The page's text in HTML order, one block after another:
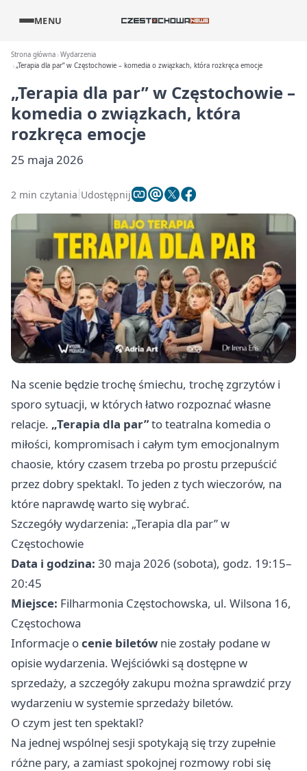
MENU
Strona główna Wydarzenia
„Terapia dla par” w Częstochowie – komedia o związkach, która rozkręca emocje
„Terapia dla par” w Częstochowie –
komedia o związkach, która
rozkręca emocje
25 maja 2026
2 min czytania Udostępnij
Na scenie będzie trochę śmiechu, trochę zgrzytów i
sporo sytuacji, w których łatwo rozpoznać własne
relacje. „Terapia dla par”to teatralna komedia o
miłości, kompromisach i całym tym emocjonalnym
chaosie, który czasem trzeba po prostu przepuścić
przez dobry spektakl. To jeden z tych wieczorów, na
które naprawdę warto się wybrać.
Szczegóły wydarzenia: „Terapia dla par” w
Częstochowie
Data i godzina: 30 maja 2026 (sobota), godz. 19:15–
20:45
Miejsce: Filharmonia Częstochowska, ul. Wilsona 16,
Częstochowa
Informacje ocenie biletów nie zostały podane w
opisie wydarzenia. Wejściówki są dostępne w
sprzedaży, a szczegóły zakupu można sprawdzić przy
wydarzeniu w systemie sprzedaży biletów.
O czym jest ten spektakl?
Na jednej wspólnej sesji spotykają się trzy zupełnie
różne pary, a zamiast spokojnej rozmowy robi się